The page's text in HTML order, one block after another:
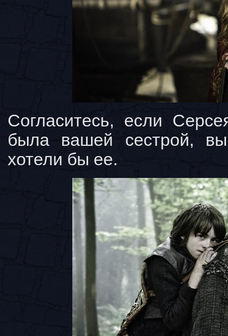
Согласитесь, если
была вашей сестрой,
хотели бы ее.